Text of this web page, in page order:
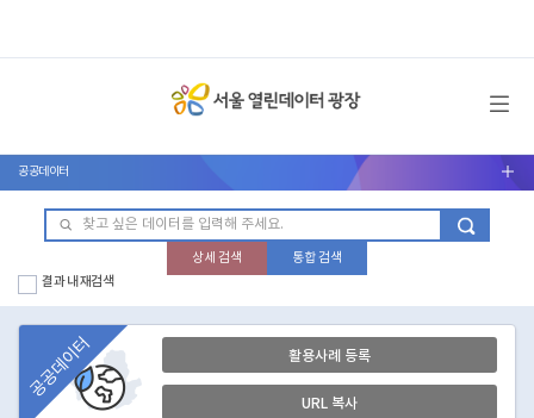
메뉴 열기
공공데이터 서브메뉴 열기
상세 검색
통합 검색
결과 내 재검색
공공데이터 활용사례 등록
URL 복사